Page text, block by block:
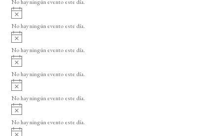
E
v
e
n
t
o
s
i
o
No hay ningún evento este día.
A
v
i
o
No hay ningún evento este día.
A
v
i
o
No hay ningún evento este día.
A
v
i
o
No hay ningún evento este día.
A
v
i
o
No hay ningún evento este día.
A
v
i
No hay ningún evento este día.
A